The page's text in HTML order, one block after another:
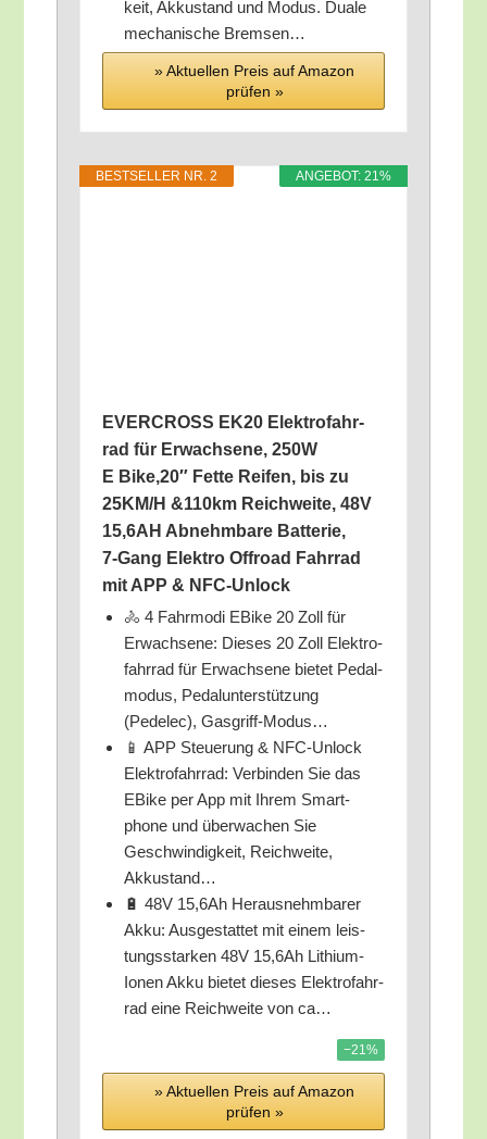
keit, Akku­stand und Modus. Dua­le
mecha­ni­sche Bremsen…
» Aktu­el­len Preis auf Ama­zon
prü­fen »
ANGE­BOT: 21%
BEST­SEL­LER NR. 2
EVERCROSS EK20 Elek­tro­fahr­
rad für Erwach­se­ne, 250W
E Bike,20″ Fet­te Rei­fen, bis zu
25KM/​H &110km Reich­wei­te, 48V
15,6AH Abnehm­ba­re Bat­te­rie,
7‑Gang Elek­tro Off­road Fahr­rad
mit APP & NFC-Unlock
🚴 4 Fahr­mo­di EBike 20 Zoll für
Erwach­se­ne: Die­ses 20 Zoll Elek­tro­
fahr­rad für Erwach­se­ne bie­tet Pedal­
mo­dus, Pedal­un­ter­stüt­zung
(Pedelec), Gasgriff-Modus…
📱 APP Steue­rung & NFC-Unlock
Elek­tro­fahr­rad: Ver­bin­den Sie das
EBike per App mit Ihrem Smart­
phone und über­wa­chen Sie
Geschwin­dig­keit, Reich­wei­te,
Akkustand…
🔋 48V 15,6Ah Her­aus­nehm­ba­rer
Akku: Aus­ge­stat­tet mit einem leis­
tungs­star­ken 48V 15,6Ah Lithi­um-
Ionen Akku bie­tet die­ses Elek­tro­fahr­
rad eine Reich­wei­te von ca…
−21%
» Aktu­el­len Preis auf Ama­zon
prü­fen »